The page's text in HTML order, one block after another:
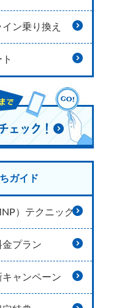
ン乗り換え
ガイド
）テクニック
金プラン
ャンペーン